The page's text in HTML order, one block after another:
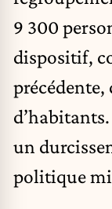
9 300
dispositif,
un
politique